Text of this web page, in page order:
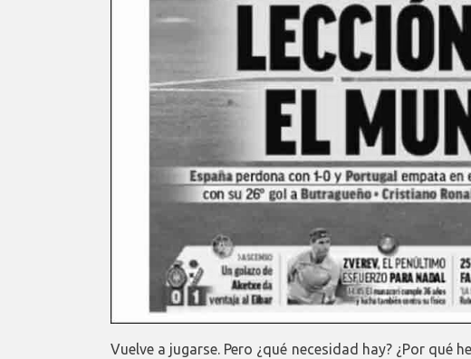
Vuelve a jugarse. Pero ¿qué necesidad hay? ¿Por qué